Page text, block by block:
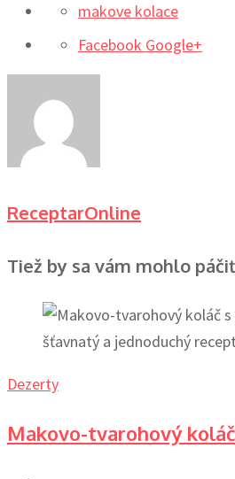
makove kolace
Facebook Google+
ReceptarOnline
Tiež by sa vám mohlo páčiť
Dezerty
Makovo-tvarohový